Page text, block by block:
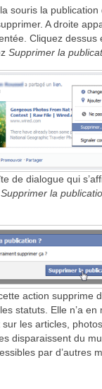
souris la publication
A droite
Cliquez dessus
Supprimer la
de dialogue qui
Supprimer la
action supprime
statuts. Elle n’a en
les articles,
disparaissent du
par d’autres